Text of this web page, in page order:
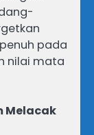
pada
nilai mata
Melacak